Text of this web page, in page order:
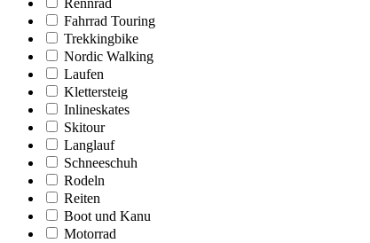
Rennrad
Fahrrad Touring
Trekkingbike
Nordic Walking
Laufen
Klettersteig
Inlineskates
Skitour
Langlauf
Schneeschuh
Rodeln
Reiten
Boot und Kanu
Motorrad